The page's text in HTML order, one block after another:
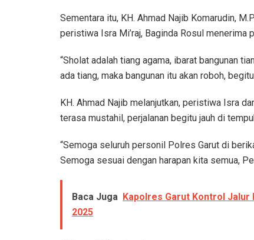
Sementara itu, KH. Ahmad Najib Komarudin,
peristiwa Isra Mi’raj, Baginda Rosul menerima
“Sholat adalah tiang agama, ibarat bangunan
ada tiang, maka bangunan itu akan roboh,
KH. Ahmad Najib melanjutkan, peristiwa Isra
terasa mustahil, perjalanan begitu jauh di
“Semoga seluruh personil Polres Garut di
Semoga sesuai dengan harapan kita semua,
Baca Juga Kapolres Garut Kontrol Jalur
2025